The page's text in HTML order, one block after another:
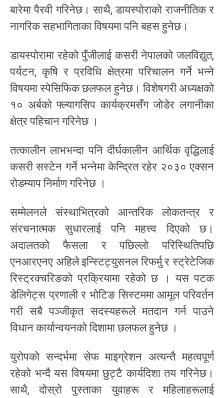
बारेमा पैरवी गरिनेछ। साथै, डायस्पोराको राजनीतिक र
नागरिक सहभागिताका विषयमा पनि बहस हुनेछ।
डायस्पोरामा रहेको पुँजीलाई कसरी नेपालको जलविद्युत,
पर्यटन, कृषि र प्रविधि क्षेत्रमा परिचालन गर्ने भन्ने
विषयमा स्पेसिफिक छलफल हुनेछ। विशेषगरी अध्यक्षको
१० अर्बको फ्ल्यागसिप कार्यक्रमसँग जोडेर लगानीका
क्षेत्र पहिचान गरिनेछ ।
तत्कालीन लाभभन्दा पनि दीर्घकालीन आर्थिक वृद्धिलाई
कसरी सस्टेन गर्ने भन्नेमा केन्द्रित रहेर २०३० एक्सन
रोडम्याप निर्माण गरिनेछ ।
सम्मेलनले संस्थाभित्रको आन्तरिक लोकतन्त्र र
संरचनात्मक सुधारलाई पनि महत्त्व दिएको छ।
अदालतको फैसला र पछिल्लो परिस्थितिपछि
एनआरएनए अहिले इन्स्टिट्युसनल रिफर्मु र स्ट्रेटेजिक
रिस्ट्रक्चरिङको प्रक्रियामा रहेको छ । यस पटक
डेलिगेट्स प्रणाली र भोटिङ सिस्टममा आमूल परिवर्तन
गरी सबै पञ्जीकृत सदस्यहरूले मतदान गर्न पाउने
विधान कार्यान्वयनको दिशामा छलफल हुनेछ ।
युरोपको सन्दर्भमा सेफ माइग्रेशन अत्यन्तै महत्वपूर्ण
रहेको भन्दै यस विषयमा छुट्टै कार्यदिशा तय गरिनेछ।
साथै, दोस्रो पुस्ताका युवाहरू र महिलाहरूलाई